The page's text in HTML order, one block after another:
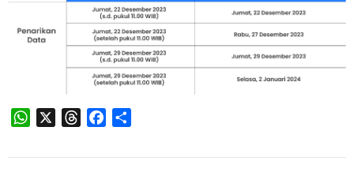
WhatsApp ThreadsFacebook